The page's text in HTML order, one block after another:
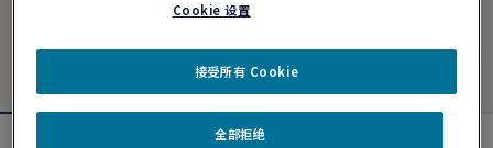
Cookie 设置
全部拒绝
接受所有 Cookie